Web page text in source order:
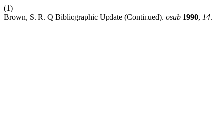
(1)
Brown, S. R. Q Bibliographic Update (Continued). osub 1990, 14.